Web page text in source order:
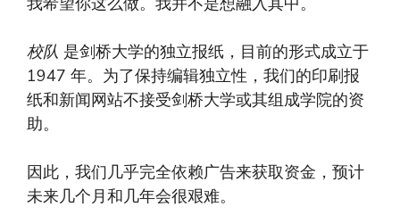
校队 是剑桥大学的独立报纸，目前的形式成立于
1947 年。为了保持编辑独立性，我们的印刷报
纸和新闻网站不接受剑桥大学或其组成学院的资
助。
因此，我们几乎完全依赖广告来获取资金，预计
未来几个月和几年会很艰难。